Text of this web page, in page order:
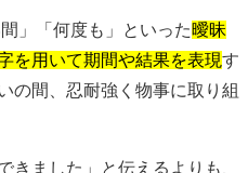
」「何度も」といった曖昧
を用いて期間や結果を表現す
の間、忍耐強く物事に取り組
きました」と伝えるよりも、